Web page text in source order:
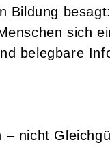
sich
belegbare
nicht